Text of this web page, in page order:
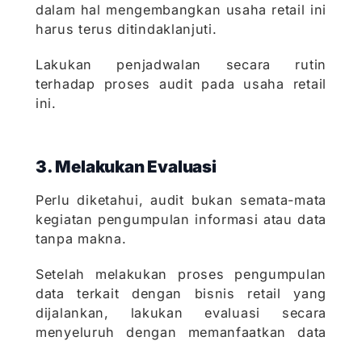
dalam hal mengembangkan usaha retail ini
harus terus ditindaklanjuti.
Lakukan penjadwalan secara rutin
terhadap proses audit pada usaha retail
ini.
3. Melakukan Evaluasi
Perlu diketahui, audit bukan semata-mata
kegiatan pengumpulan informasi atau data
tanpa makna.
Setelah melakukan proses pengumpulan
data terkait dengan bisnis retail yang
dijalankan, lakukan evaluasi secara
menyeluruh dengan memanfaatkan data